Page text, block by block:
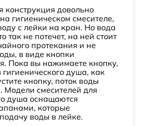
конструкция довольно
гигиеническом смесителе,
с лейки на кран. Но вода
так не потечет, на ней стоит
протекания и не
в виде кнопки
Пока вы нажимаете кнопку,
гигиенического душа, как
кнопку, поток воды
Модели смесителей для
душа оснащаются
которые
воды в лейке.